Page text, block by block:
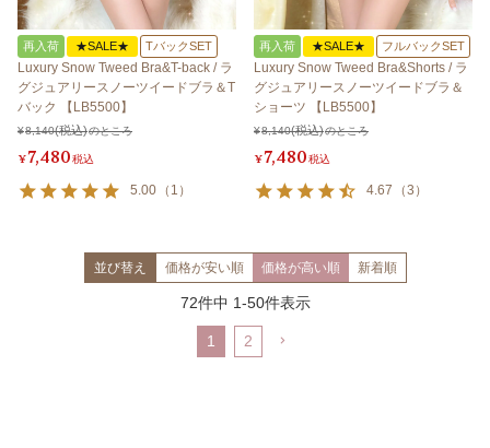
再入荷 ★SALE★ TバックSET
Luxury Snow Tweed Bra&T-back / ラ
グジュアリースノーツイードブラ＆T
バック 【LB5500】
¥8,140 のところ
¥7,480税込
5.00 （ 1 ）
再入荷 ★SALE★ フルバックSET
Luxury Snow Tweed Bra&Shorts / ラ
グジュアリースノーツイードブラ＆
ショーツ 【LB5500】
¥8,140 のところ
¥7,480税込
4.67 （3 ）
並び替え 価格が安い順 価格が高い順 新着順
72件中 1-50件表示
1 2